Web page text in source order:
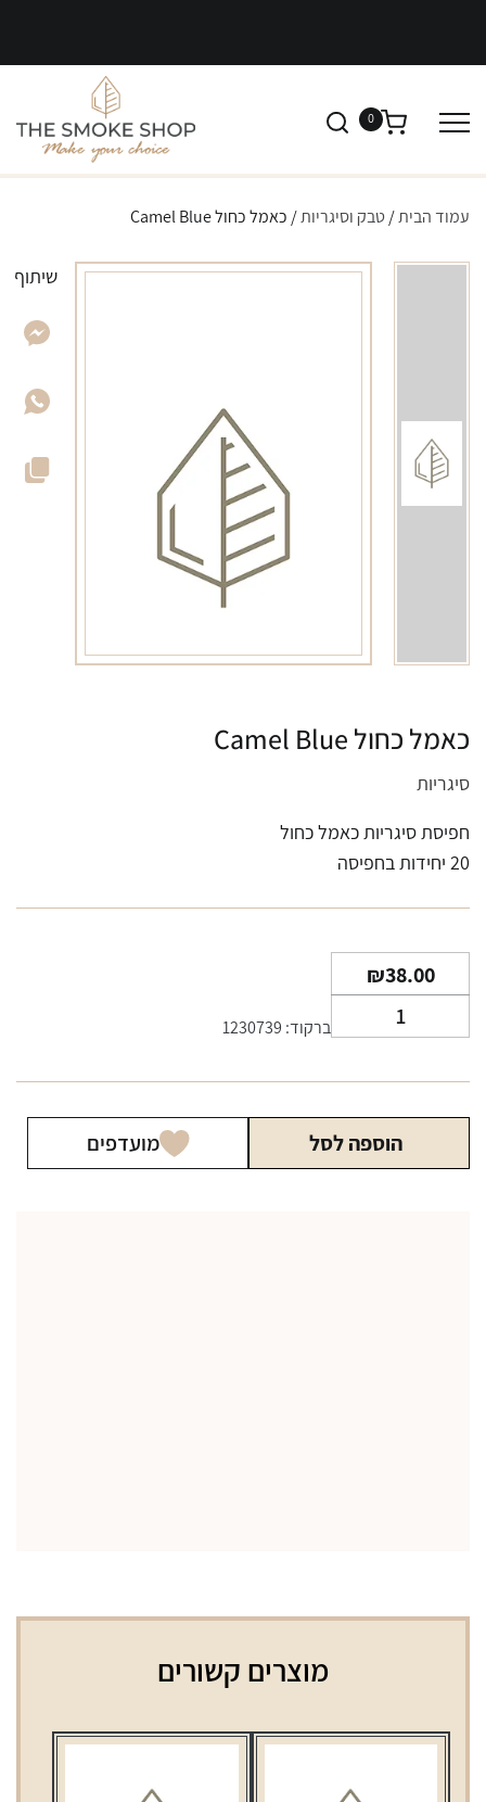
0
עמוד הבית/טבק וסיגריות/ כאמל כחול Camel Blue
כאמל כחול Camel Blue
סיגריות
חפיסת סיגריות כאמל כחול
20 יחידות בחפיסה
₪38.00
של
ברקוד: 1230739
הוספה לסל מועדפים
שיתוף
מוצרים קשורים